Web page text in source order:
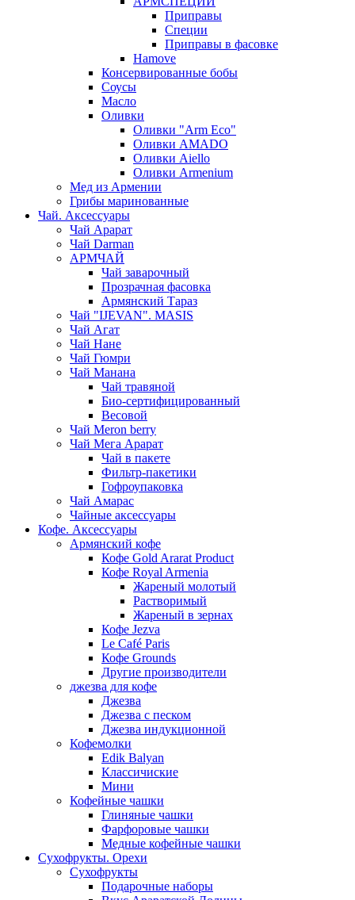
Приправы
Специи
Приправы в фасовке
Hamove
Консервированные бобы
Соусы
Масло
Оливки
Оливки "Arm Eco"
Оливки AMADO
Оливки Aiello
Оливки Armenium
Мед из Армении
Грибы маринованные
Чай. Аксессуары
Чай Арарат
Чай Darman
АРМЧАЙ
Чай заварочный
Прозрачная фасовка
Армянский Тараз
Чай "IJEVAN". MASIS
Чай Агат
Чай Нане
Чай Гюмри
Чай Манана
Чай травяной
Био-сертифицированный
Весовой
Чай Meron berry
Чай Мега Арарат
Чай в пакете
Фильтр-пакетики
Гофроупаковка
Чай Амарас
Чайные аксессуары
Кофе. Аксессуары
Армянский кофе
Кофе Gold Ararat Product
Кофе Royal Armenia
Жареный молотый
Растворимый
Жареный в зернах
Кофе Jezva
Le Café Paris
Кофе Grounds
Другие производители
джезва для кофе
Джезва
Джезва с песком
Джезва индукционной
Кофемолки
Edik Balyan
Классичиские
Мини
Кофейные чашки
Глиняные чашки
Фарфоровые чашки
Медные кофейные чашки
Сухофрукты. Орехи
Сухофрукты
Подарочные наборы